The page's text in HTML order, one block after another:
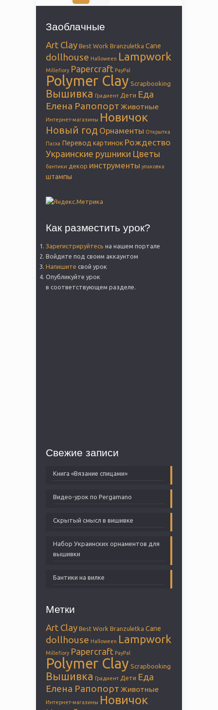
Заоблачные
Art Clay Best Work Branzuletka Cane
dollhouse Halloween Lampwork
Millefiory Papercraft PayPal
Polymer Clay Scrapbooking
Вышивка Градиент Дети Еда
Елена Рапопорт Животные
Интернет-магазины Новичок
Новый год Орнаменты Открытка
Пасха Перевод картинок Рождество
Украинские рушники Цветы
бантики декор инструменты упаковка
штампы
Как разместить урок?
Зарегистрируйтесь на нашем портале
Войдите под своим аккаунтом
Напишите свой урок
Опубликуйте урок
в соответствующем разделе.
Свежие записи
Книга «Вязание спицами»
Видео-урок по Pergamano
Скрытый смысл в вишивке
Набор Украинских орнаментов для
вышивки
Бантики на вилке
Метки
Art Clay Best Work Branzuletka Cane
dollhouse Halloween Lampwork
Millefiory Papercraft PayPal
Polymer Clay Scrapbooking
Вышивка Градиент Дети Еда
Елена Рапопорт Животные
Интернет-магазины Новичок